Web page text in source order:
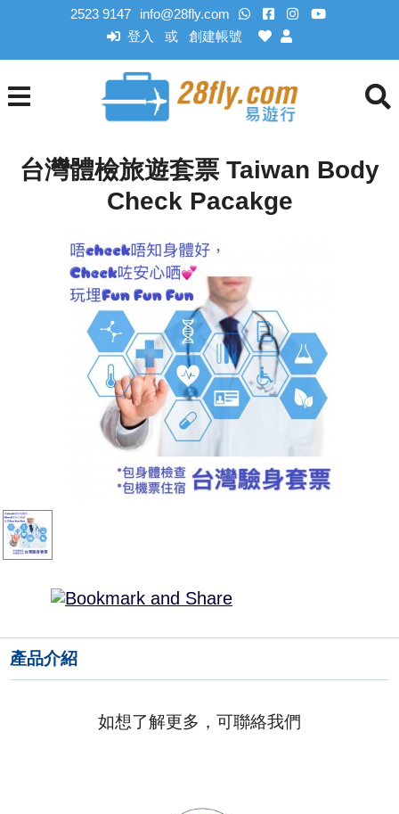
2523 9147 info@28fly.com
登入 或 創建帳號
台灣體檢旅遊套票 Taiwan Body
Check Pacakge
產品介紹
如想了解更多，可聯絡我們